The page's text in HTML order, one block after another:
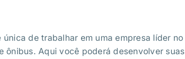
de trabalhar em uma empresa líder no
ônibus. Aqui você poderá desenvolver suas